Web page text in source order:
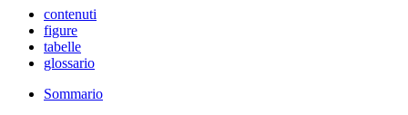
contenuti
figure
tabelle
glossario
Sommario